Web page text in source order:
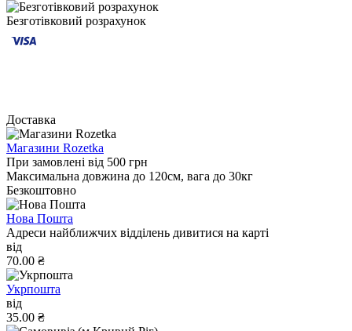
Безготівковий розрахунок
Доставка
Магазини Rozetka
При замовлені від 500 грн
Максимальна довжина до 120см, вага до 30кг
Безкоштовно
Нова Пошта
Адреси найближчих відділень дивитися на карті
від
70.00 ₴
Укрпошта
від
35.00 ₴